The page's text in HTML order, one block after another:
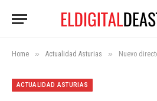
Home » Actualidad Asturias » Nuevo director
ACTUALIDAD ASTURIAS